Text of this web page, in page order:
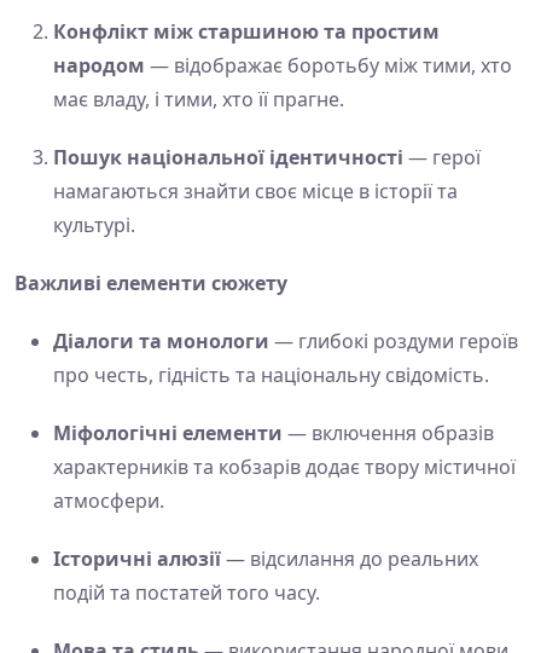
Конфлікт між старшиною та простим
народом — відображає боротьбу між тими, хто
має владу, і тими, хто її прагне.
Пошук національної ідентичності — герої
намагаються знайти своє місце в історії та
культурі.
Важливі елементи сюжету
Діалоги та монологи — глибокі роздуми героїв
про честь, гідність та національну свідомість.
Міфологічні елементи — включення образів
характерників та кобзарів додає твору містичної
атмосфери.
Історичні алюзії— відсилання до реальних
подій та постатей того часу.